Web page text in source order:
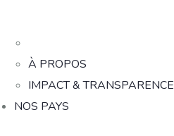
À PROPOS
IMPACT & TRANSPARENCE
NOS PAYS